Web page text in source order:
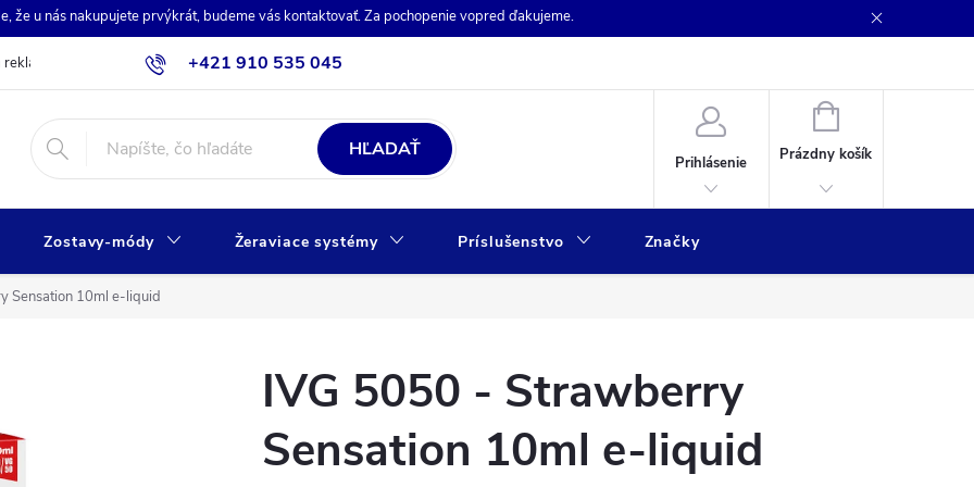
že u nás nakupujete prvýkrát, budeme vás kontaktovať. Za pochopenie vopred ďakujeme.
+421 910 535 045
Obchodné podmienky Ochrana osobných údajov
HĽADAŤ
Prihlásenie
NÁKUPNÝ
KOŠÍK
Prázdny košík
Zostavy-módy Žeraviace systémy Príslušenstvo Značky
Sensation 10ml e-liquid
IVG 5050 - Strawberry
Sensation 10ml e-liquid